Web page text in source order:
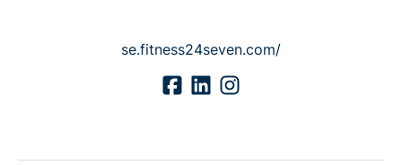
se.fitness24seven.com/